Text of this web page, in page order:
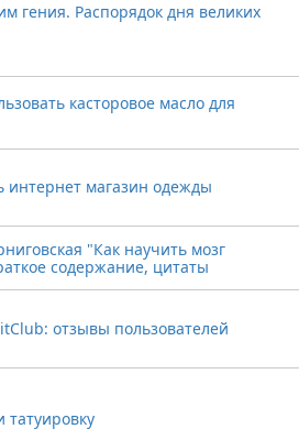
гения. Распорядок дня великих
касторовое масло для
интернет магазин одежды
"Как научить мозг
содержание, цитаты
отзывы пользователей
татуировку